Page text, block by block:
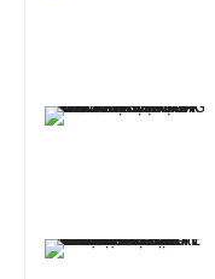
DÁNG HÌNH CỘI NGUỒN RỰC SÁNG TRÊN SÂN KHẤU MR & MISS BÁCH KHOA 2025
KHI NHỮNG CÂU CHUYỆN ĐƯỢC KỂ BẰNG ÁNH ĐÈN SÂN KHẤU TẠI ĐÊM CHUNG KẾT MR & MISS BÁCH KHOA 2025